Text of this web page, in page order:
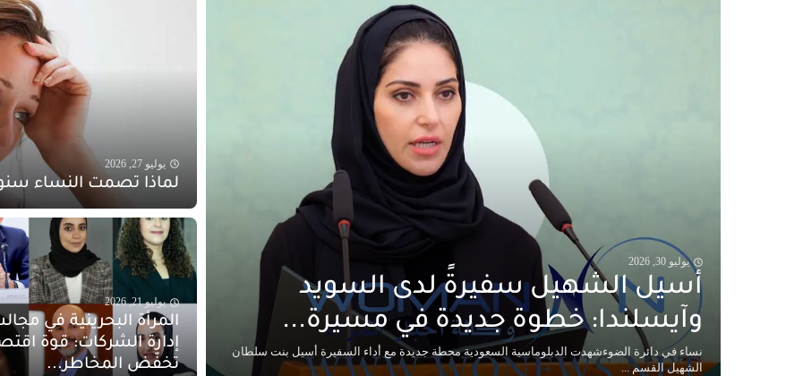
يوليو 30, 2026
أسيل الشهيل سفيرةً لدى السويد
وآيسلندا: خطوة جديدة في مسيرة...
نساء في دائرة الضوءشهدت الدبلوماسية السعودية محطة جديدة مع أداء السفيرة أسيل بنت سلطان
الشهيل القسم ...
يوليو 27, 2026
لماذا تصمت النساء
يوليو 21, 2026
المرأة البحرينية في
إدارة الشركات: قوة
تخفّض المخاطر...